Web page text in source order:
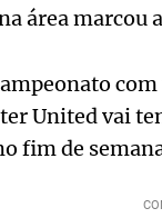
área
United vai
fim de